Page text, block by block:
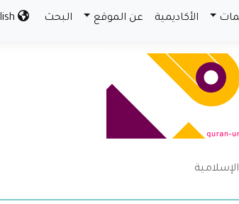
الأكاديمية عن الموقع البحث
الإسلامية